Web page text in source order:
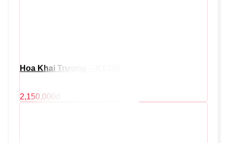
Hoa Khai Trương – KT029
2,150,000